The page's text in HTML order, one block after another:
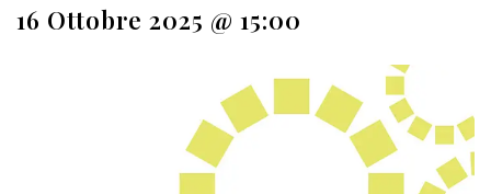
16 Ottobre 2025 @ 15:00